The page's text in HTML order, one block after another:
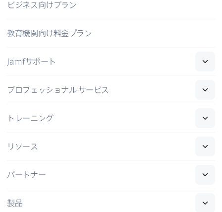
ビジネス向けプラン
教育機関向け料金プラン
Jamfサポート
プロフェッショナル サービス
トレーニング
リソース
パートナー
製品